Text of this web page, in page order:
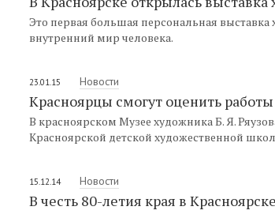
Это первая большая персональная
внутренний мир человека.
23.01.15 Новости
Красноярцы смогут оценить
В красноярском Музее художника Б. Я.
Красноярской детской художественной
15.12.14 Новости
В честь 80-летия края в